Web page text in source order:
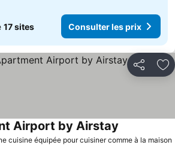
17 sites Consulter les prix
Partager
cuisine équipée pour cuisiner comme à la maison
Airport by Airstay